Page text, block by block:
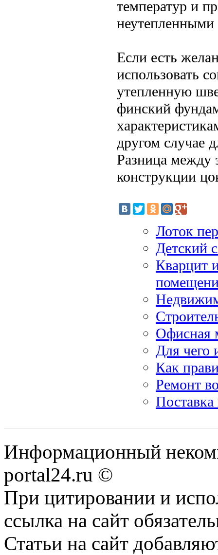
температур и
Если есть
использовать
утепленную
финский
другом случае
Разница между
конструкции
Лоток
Детский
Кварцит
Офисная
Для чего
Как
Ремонт
Информационный
portal24.ru ©
При цитировании и
ссылка на сайт
Статьи на сайт